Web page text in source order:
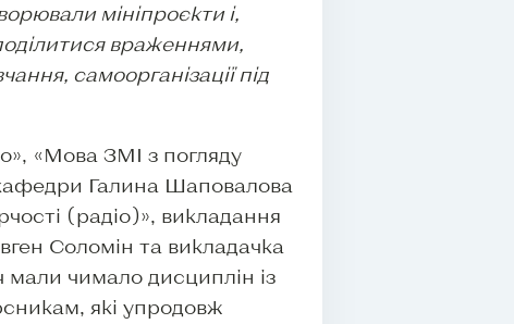
мініпроєкти і,
враженнями,
самоорганізації під
«Мова ЗМІ з погляду
Галина Шаповалова
(радіо)», викладання
Соломін та викладачка
мали чимало дисциплін із
які упродовж